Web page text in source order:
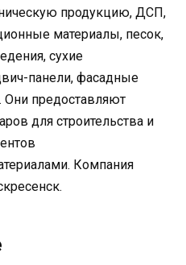
продукцию, ДСП,
материалы, песок,
сухие
панели, фасадные
Они предоставляют
для строительства и
Компания